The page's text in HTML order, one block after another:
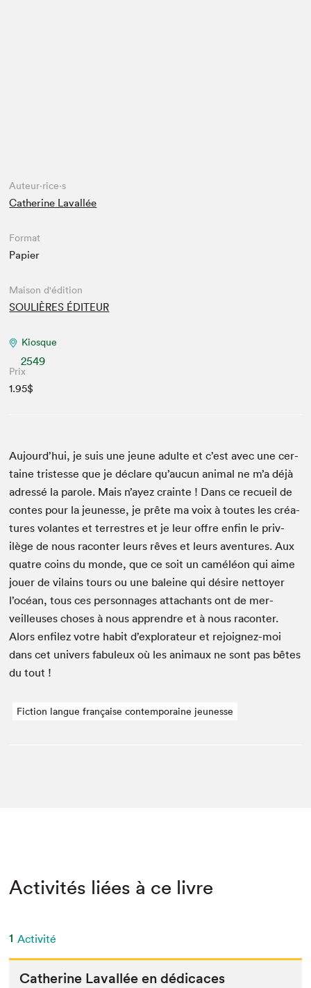
Auteur·rice·s
Catherine Lavallée
Format
Papier
Maison d'édition
SOULIÈRES ÉDITEUR
Kiosque
2549
Prix
1.95$
Aujour­d’hui, je suis une jeune adulte et c’est avec une cer­
taine tristesse que je déclare qu’au­cun ani­mal ne m’a déjà
adressé la parole. Mais n’ayez crainte ! Dans ce recueil de
con­tes pour la jeunesse, je prête ma voix à toutes les créa­
tures volantes et ter­restres et je leur offre enfin le priv­
ilège de nous racon­ter leurs rêves et leurs aven­tures. Aux
qua­tre coins du monde, que ce soit un caméléon qui aime
jouer de vilains tours ou une baleine qui désire net­toy­er
l’océan, tous ces per­son­nages attachants ont de mer­
veilleuses choses à nous appren­dre et à nous racon­ter.
Alors enfilez votre habit d’ex­plo­rateur et rejoignez-moi
dans cet univers fab­uleux où les ani­maux ne sont pas bêtes
du tout !
Fiction langue française contemporaine jeunesse
Activités liées à ce livre
1 Activité
Cather­ine Laval­lée en dédicaces